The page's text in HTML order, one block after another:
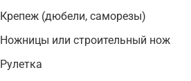
Крепеж (дюбели, саморезы)
Ножницы или строительный нож
Рулетка